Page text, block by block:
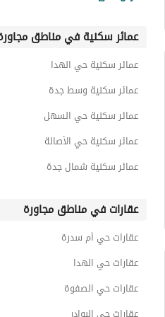
عمائر سكنية حي الفضيلة
عمائر سكنية حي الثغر
عمائر سكنية حي المريخ
عمائر سكنية في مناطق
عمائر سكنية حي الهدا
عمائر سكنية وسط جدة
عمائر سكنية حي السهل
عمائر سكنية حي الأصالة
عمائر سكنية شمال جدة
عقارات في مناطق مجاورة
عقارات حي أم سدرة
عقارات حي الهدا
عقارات حي الصفوة